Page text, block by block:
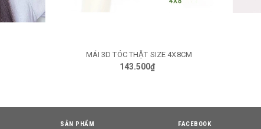
TÙY CHỌN
MÁI 3D TÓC THẬT SIZE 4X8CM
143.500₫
SẢN PHẨM FACEBOOK